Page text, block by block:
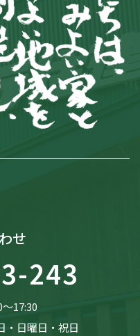
せ
243
17:30
・日曜日・祝日